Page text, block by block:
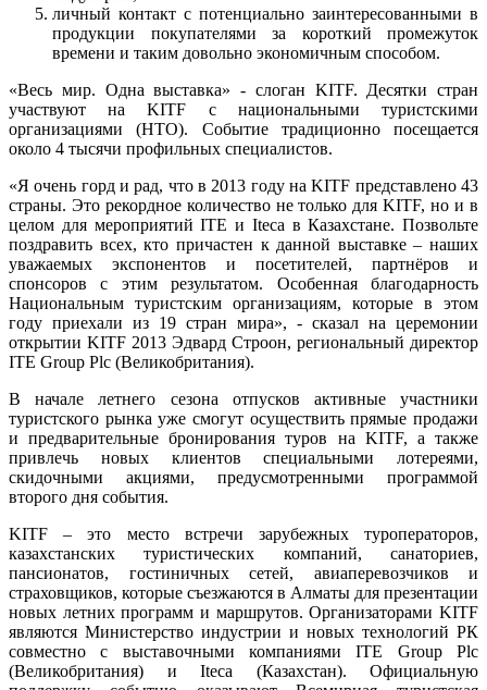
личный контакт с потенциально заинтересованными в
продукции покупателями за короткий промежуток
времени и таким довольно экономичным способом.
«Весь мир. Одна выставка» - слоган KITF. Десятки стран
участвуют на KITF с национальными туристскими
организациями (НТО). Событие традиционно посещается
около 4 тысячи профильных специалистов.
«Я очень горд и рад, что в 2013 году на KITF представлено 43
страны. Это рекордное количество не только для KITF, но и в
целом для мероприятий ITE и Iteca в Казахстане. Позвольте
поздравить всех, кто причастен к данной выставке – наших
уважаемых экспонентов и посетителей, партнёров и
спонсоров с этим результатом. Особенная благодарность
Национальным туристским организациям, которые в этом
году приехали из 19 стран мира», - сказал на церемонии
открытии KITF 2013 Эдвард Строон, региональный директор
ITE Group Plc (Великобритания).
В начале летнего сезона отпусков активные участники
туристского рынка уже смогут осуществить прямые продажи
и предварительные бронирования туров на KITF, а также
привлечь новых клиентов специальными лотереями,
скидочными акциями, предусмотренными программой
второго дня события.
KITF – это место встречи зарубежных туроператоров,
казахстанских туристических компаний, санаториев,
пансионатов, гостиничных сетей, авиаперевозчиков и
страховщиков, которые съезжаются в Алматы для презентации
новых летних программ и маршрутов. Организаторами KITF
являются Министерство индустрии и новых технологий РК
совместно с выставочными компаниями ITE Group Plc
(Великобритания) и Iteca (Казахстан). Официальную